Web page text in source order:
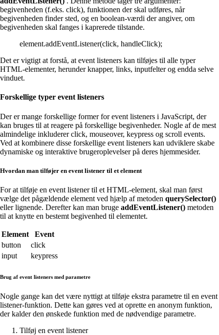
begivenheden (f.eks. click), funktionen der skal udføres, når
begivenheden finder sted, og en boolean-værdi der angiver, om
begivenheden skal fanges i kaprerede tilstande.
element.addEventListener(click, handleClick);
Det er vigtigt at forstå, at event listeners kan tilføjes til alle typer
HTML-elementer, herunder knapper, links, inputfelter og endda selve
vinduet.
Forskellige typer event listeners
Der er mange forskellige former for event listeners i JavaScript, der
kan bruges til at reagere på forskellige begivenheder. Nogle af de mest
almindelige inkluderer click, mouseover, keypress og scroll events.
Ved at kombinere disse forskellige event listeners kan udviklere skabe
dynamiske og interaktive brugeroplevelser på deres hjemmesider.
Hvordan man tilføjer en event listener til et element
For at tilføje en event listener til et HTML-element, skal man først
vælge det pågældende element ved hjælp af metoden querySelector()
eller lignende. Derefter kan man bruge addEventListener() metoden
til at knytte en bestemt begivenhed til elementet.
Element
Event
button
click
input
keypress
Brug af event listeners med parametre
Nogle gange kan det være nyttigt at tilføje ekstra parametre til en event
listener-funktion. Dette kan gøres ved at oprette en anonym funktion,
der kalder den ønskede funktion med de nødvendige parametre.
Tilføj en event listener